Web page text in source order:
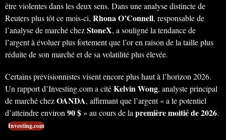
être violentes dans les deux sens. Dans une analyse distincte de
Reuters plus tôt ce mois-ci, Rhona O’Connell, responsable de
l’analyse de marché chezStoneX, a souligné la tendance de
l’argent à évoluer plus fortement que l’or en raison de la taille plus
réduite de son marché et de sa volatilité plus élevée.
Certains prévisionnistes visent encore plus haut à l’horizon 2026.
Un rapport d’Investing.com a citéKelvin Wong, analyste principal
de marché chezOANDA, affirmant que l’argent « a le potentiel
d’atteindre environ90 $» au cours de lapremière moitié de 2026.
Investing.com